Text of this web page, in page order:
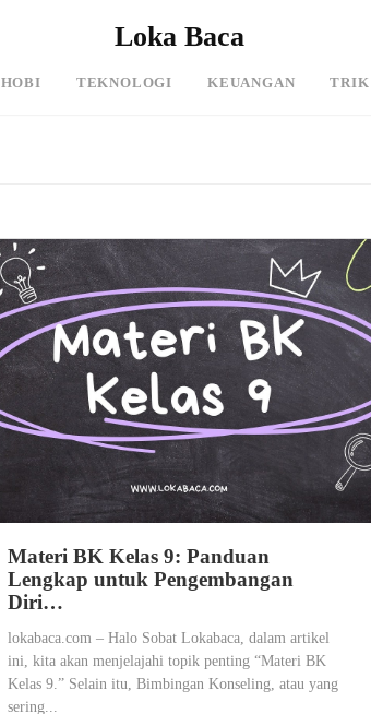
Loka Baca
HOBI TEKNOLOGI KEUANGAN TRIK
Materi BK Kelas 9: Panduan
Lengkap untuk Pengembangan
Diri…
lokabaca.com – Halo Sobat Lokabaca, dalam artikel
ini, kita akan menjelajahi topik penting “Materi BK
Kelas 9.” Selain itu, Bimbingan Konseling, atau yang
sering...